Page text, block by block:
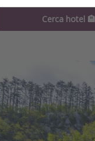
Cerca hotel 🏨